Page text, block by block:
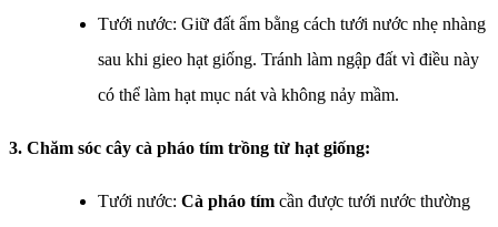
Tưới nước: Giữ đất ẩm bằng cách tưới nước nhẹ nhàng
sau khi gieo hạt giống. Tránh làm ngập đất vì điều này
có thể làm hạt mục nát và không nảy mầm.
3. Chăm sóc cây cà pháo tím trồng từ hạt giống:
Tưới nước: Cà pháo tím cần được tưới nước thường